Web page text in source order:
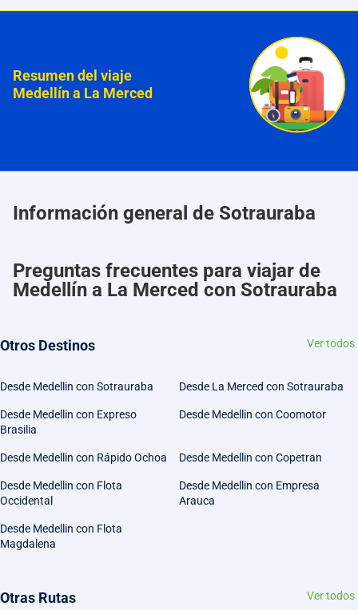
Resumen del viaje
Medellín a La Merced
Información general de Sotrauraba
Preguntas frecuentes para viajar de
Medellín a La Merced con Sotrauraba
Otros Destinos Ver todos
Desde Medellin con Sotrauraba Desde La Merced con Sotrauraba
Desde Medellin con Expreso
Brasilia
Desde Medellin con Coomotor
Desde Medellin con Rápido Ochoa Desde Medellin con Copetran
Desde Medellin con Flota
Occidental
Desde Medellin con Empresa
Arauca
Desde Medellin con Flota
Magdalena
Otras Rutas Ver todos